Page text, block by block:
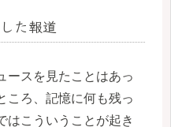
た報道
ースを見たことはあっ
ころ、記憶に何も残っ
はこういうことが起き